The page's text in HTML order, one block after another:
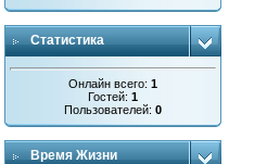
Статистика
Онлайн всего:1
Гостей:1
Пользователей:0
Время Жизни